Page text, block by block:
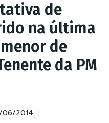
de
na última
de
da PM
2014